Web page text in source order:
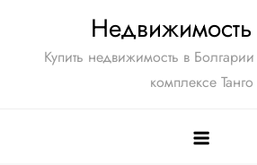
содержимомуКупить недвижимость в
комплексе Танго